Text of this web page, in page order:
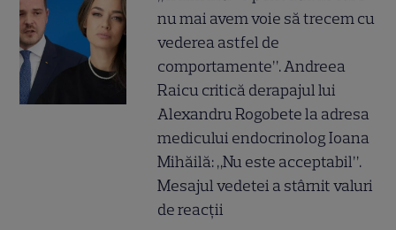
nu mai avem voie să trecem cu
vederea astfel de
comportamente”. Andreea
Raicu critică derapajul lui
Alexandru Rogobete la adresa
medicului endocrinolog Ioana
Mihăilă: „Nu este acceptabil”.
Mesajul vedetei a stârnit valuri
de reacții